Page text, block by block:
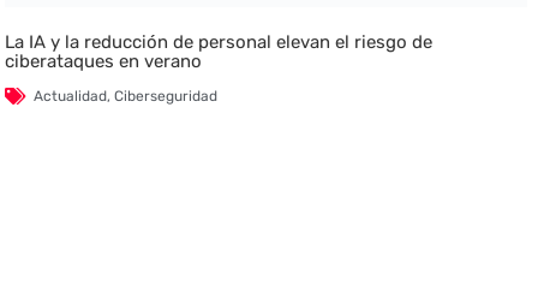
La IA y la reducción de personal elevan el riesgo de
ciberataques en verano
Actualidad,Ciberseguridad